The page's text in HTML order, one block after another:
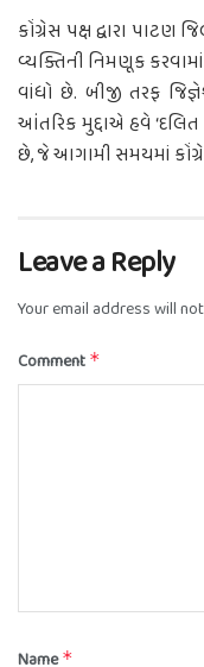
કોંગ્રેસ પક્ષ દ્વારા પાટણ
વ્યક્તિની નિમણૂક
વાંધો છે. બીજી તરફ
આંતરિક મુદ્દાએ હવે ‘દલિત
છે, જે આગામી સમયમાં
Leave a Reply
Your email address will
Comment *
Name*